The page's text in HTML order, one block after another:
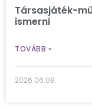
Társasjáték-
ismerni
TOVÁBB »
2026.06.08.